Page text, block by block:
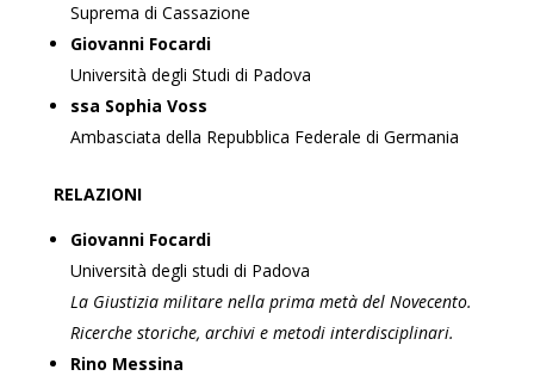
Suprema di Cassazione
Giovanni Focardi
Università degli Studi di Padova
ssa Sophia Voss
Ambasciata della Repubblica Federale di Germania
RELAZIONI
Giovanni Focardi
Università degli studi di Padova
La Giustizia militare nella prima metà del Novecento.
Ricerche storiche, archivi e metodi interdisciplinari.
Rino Messina